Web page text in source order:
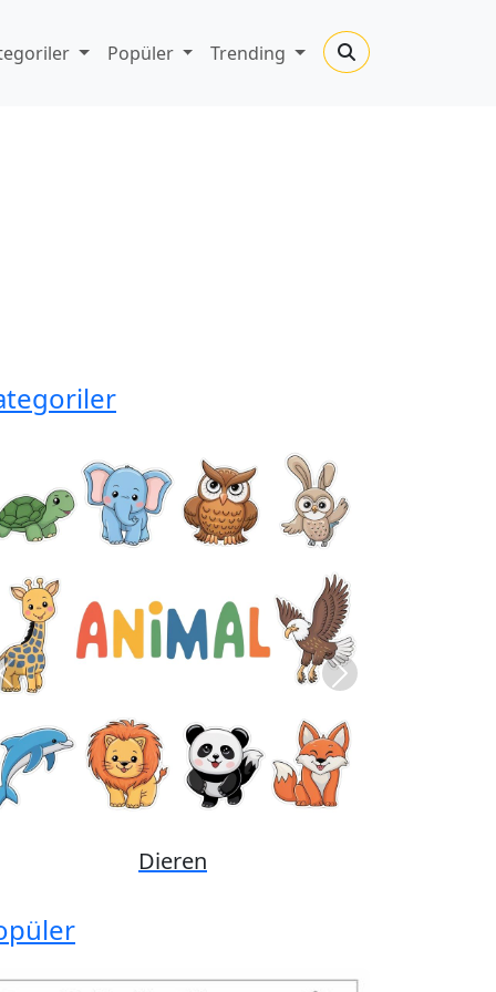
Popüler Trending
Disney
Previous Next